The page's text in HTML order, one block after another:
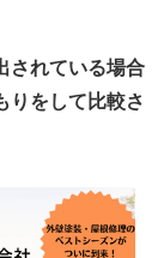
されている場合
りをして比較さ